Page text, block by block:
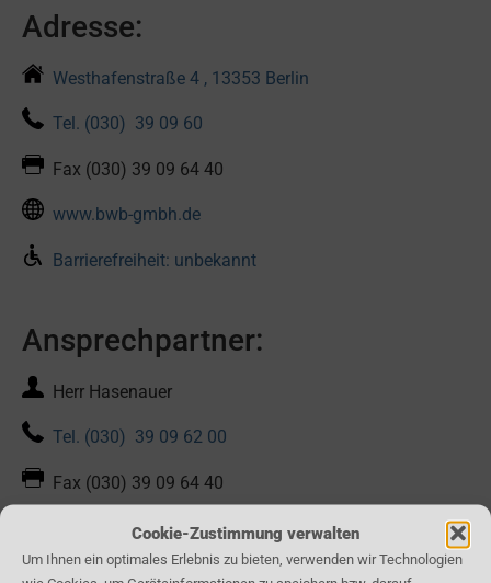
Cookie-Zustimmung verwalten
Um Ihnen ein optimales Erlebnis zu bieten, verwenden wir Technologien
Adresse:
Westhafenstraße 4 , 13353 Berlin
Tel. (030) 39 09 60
Fax (030) 39 09 64 40
www.bwb-gmbh.de
Barrierefreiheit: unbekannt
Ansprechpartner:
Herr Hasenauer
Tel. (030) 39 09 62 00
Fax (030) 39 09 64 40
Kontaktformular